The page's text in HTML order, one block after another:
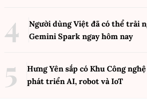
Người dùng Việt đã có thể trải
Gemini Spark ngay hôm nay
Hưng Yên sắp có Khu Công
phát triển AI, robot và IoT